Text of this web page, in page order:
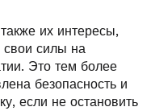
их интересы,
свои силы на
Это тем более
безопасность и
если не остановить